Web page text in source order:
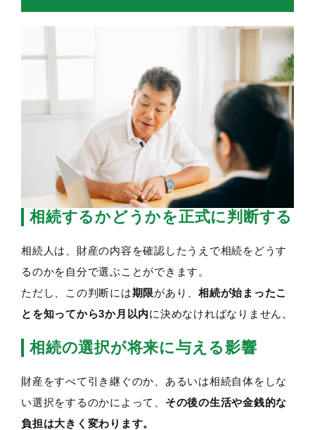
相続するかどうかを正式に判断する
相続人は、財産の内容を確認したうえで相続をどうす
るのかを自分で選ぶことができます。
ただし、この判断には期限があり、 相続が始まったこ
とを知ってから3か月以内に決めなければなりません。
相続の選択が将来に与える影響
財産をすべて引き継ぐのか、あるいは相続自体をしな
い選択をするのかによって、 その後の生活や金銭的な
負担は大きく変わります。